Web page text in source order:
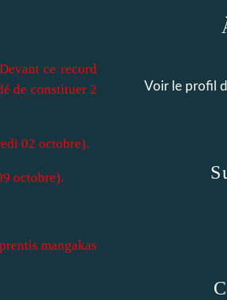
ce record
de constituer 2
02 octobre).
octobre).
mangakas
Voir le profil